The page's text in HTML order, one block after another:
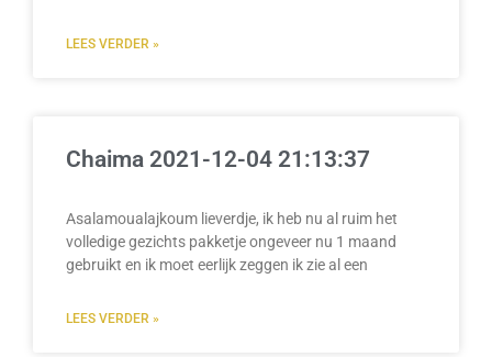
LEES VERDER »
Chaima 2021-12-04 21:13:37
Asalamoualajkoum lieverdje, ik heb nu al ruim het
volledige gezichts pakketje ongeveer nu 1 maand
gebruikt en ik moet eerlijk zeggen ik zie al een
LEES VERDER »